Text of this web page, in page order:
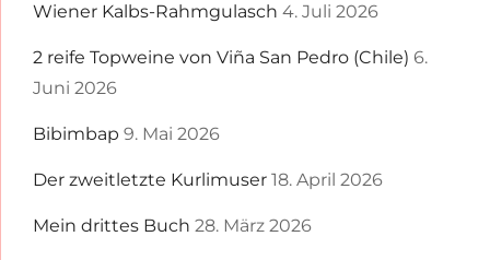
Wiener Kalbs-Rahmgulasch 4. Juli 2026
2 reife Topweine von Viña San Pedro (Chile) 6.
Juni 2026
Bibimbap 9. Mai 2026
Der zweitletzte Kurlimuser 18. April 2026
Mein drittes Buch 28. März 2026